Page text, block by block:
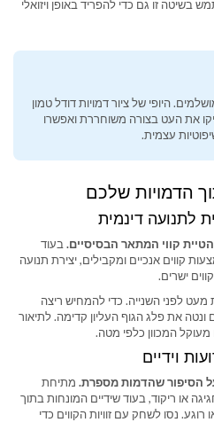
בשיטה זו גם כדי להפריד באופן ויזואלי
היופי של ציור דמויות דודל טמון
את העט בצורה משוחררת ואפשרו
עצמית.
הדמויות שלכם
לתנועה דינמית
קווי המתאר הבסיסיים. בעוד
קווים אנכיים ומקבילים, יצירת תנועה
ישרים.
מעט לפני השנייה. כדי להמחיש ריצה
ונטה את פלג הגוף העליון קדימה. לתיאור
המכוון כלפי מטה.
וידיים
הסיפור שהדמות מספרת. מתיחת
או ריקוד, בעוד שידיים המונחות בתוך
נסו לשחק עם זוויות הקווים כדי